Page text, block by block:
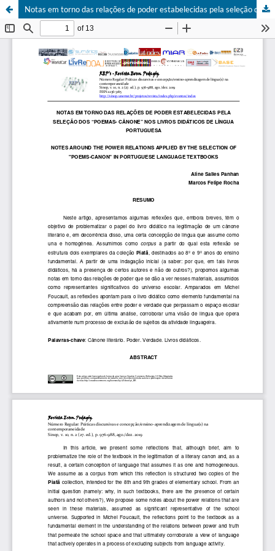
Notas em torno das relações de poder estabelecidas pela seleção dos “poemas- cânone” nos livros didáticos de língua portuguesa